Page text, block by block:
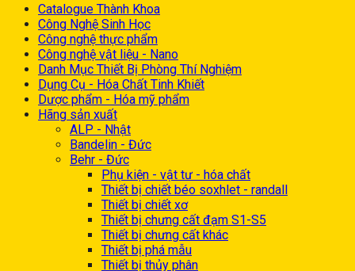
Catalogue Thành Khoa
Công Nghệ Sinh Học
Công nghệ thực phẩm
Công nghệ vật liệu - Nano
Danh Mục Thiết Bị Phòng Thí Nghiệm
Dụng Cụ - Hóa Chất Tinh Khiết
Dược phẩm - Hóa mỹ phẩm
Hãng sản xuất
ALP - Nhật
Bandelin - Đức
Behr - Đức
Phụ kiện - vật tư - hóa chất
Thiết bị chiết béo soxhlet - randall
Thiết bị chiết xơ
Thiết bị chưng cất đạm S1-S5
Thiết bị chưng cất khác
Thiết bị phá mẫu
Thiết bị thủy phân